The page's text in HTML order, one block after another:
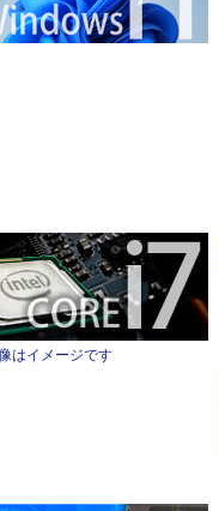
はイメージです